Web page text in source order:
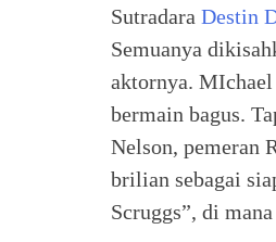
Sutradara Destin
Semuanya
aktornya. MIchael
bermain bagus.
Nelson, pemeran
brilian sebagai
Scruggs”, di